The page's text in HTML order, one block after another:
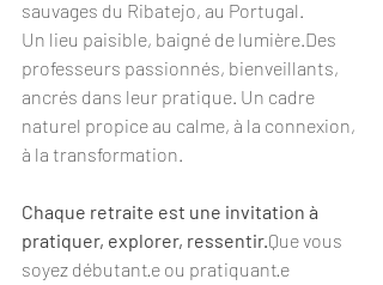
sauvages du Ribatejo, au Portugal.
Un lieu paisible, baigné de lumière.Des
professeurs passionnés, bienveillants,
ancrés dans leur pratique. Un cadre
naturel propice au calme, à la connexion,
à la transformation.
Chaque retraite est une invitation à
pratiquer, explorer, ressentir.Que vous
soyez débutant·e ou pratiquant·e